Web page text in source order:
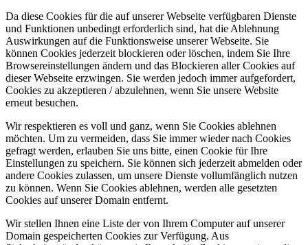
Da diese Cookies für die auf unserer Webseite verfügbaren Dienste
und Funktionen unbedingt erforderlich sind, hat die Ablehnung
Auswirkungen auf die Funktionsweise unserer Webseite. Sie
können Cookies jederzeit blockieren oder löschen, indem Sie Ihre
Browsereinstellungen ändern und das Blockieren aller Cookies auf
dieser Webseite erzwingen. Sie werden jedoch immer aufgefordert,
Cookies zu akzeptieren / abzulehnen, wenn Sie unsere Website
erneut besuchen.
Wir respektieren es voll und ganz, wenn Sie Cookies ablehnen
möchten. Um zu vermeiden, dass Sie immer wieder nach Cookies
gefragt werden, erlauben Sie uns bitte, einen Cookie für Ihre
Einstellungen zu speichern. Sie können sich jederzeit abmelden oder
andere Cookies zulassen, um unsere Dienste vollumfänglich nutzen
zu können. Wenn Sie Cookies ablehnen, werden alle gesetzten
Cookies auf unserer Domain entfernt.
Wir stellen Ihnen eine Liste der von Ihrem Computer auf unserer
Domain gespeicherten Cookies zur Verfügung. Aus